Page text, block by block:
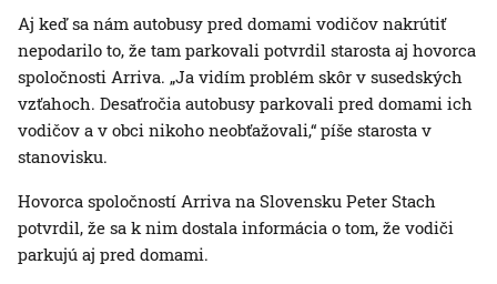
Aj keď sa nám autobusy pred domami vodičov nakrútiť
nepodarilo to, že tam parkovali potvrdil starosta aj hovorca
spoločnosti Arriva. „Ja vidím problém skôr v susedských
vzťahoch. Desaťročia autobusy parkovali pred domami ich
vodičov a v obci nikoho neobťažovali,“ píše starosta v
stanovisku.
Hovorca spoločností Arriva na Slovensku Peter Stach
potvrdil, že sa k nim dostala informácia o tom, že vodiči
parkujú aj pred domami.